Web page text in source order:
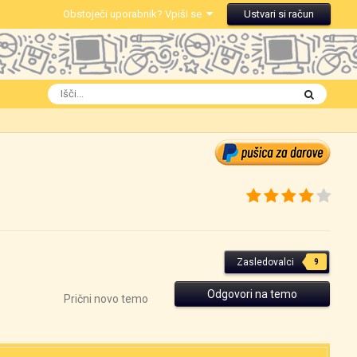
Obstoječi uporabnik? Vpiši se Ustvari si račun
Zasledovalci 9
Odgovori na temo
Prični novo temo